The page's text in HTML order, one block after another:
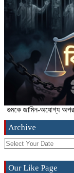
গুমকে জামিন-অযোগ্য
Archive
Our Like Page